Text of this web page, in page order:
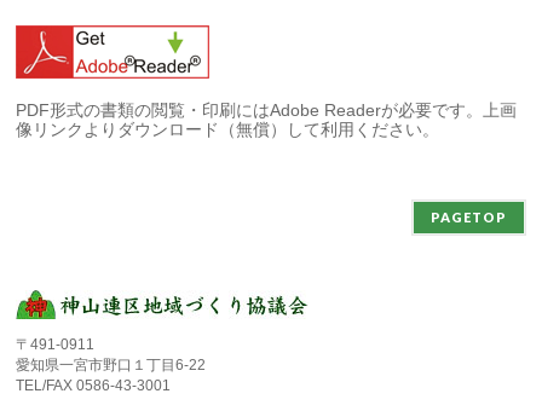
PDF形式の書類の閲覧・印刷にはAdobe Readerが必要です。上画
像リンクよりダウンロード（無償）して利用ください。
PAGETOP
〒491-0911
愛知県一宮市野口１丁目6-22
TEL/FAX 0586-43-3001